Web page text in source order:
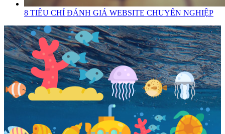
8 TIÊU CHÍ ĐÁNH GIÁ WEBSITE CHUYÊN NGHIỆP